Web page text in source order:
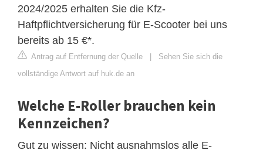
2024/2025 erhalten Sie die Kfz-
Haftpflichtversicherung für E-Scooter bei uns
bereits ab 15 €*.
Antrag auf Entfernung der Quelle | Sehen Sie sich die
vollständige Antwort auf huk.de an
Welche E-Roller brauchen kein
Kennzeichen?
Gut zu wissen: Nicht ausnahmslos alle E-